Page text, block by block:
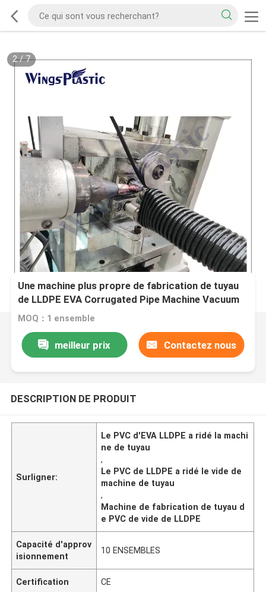
2/7
Une machine plus propre de fabrication de tuyau
de LLDPE EVA Corrugated Pipe Machine Vacuum
MOQ：1 ensemble
meilleur prix Contactez nous
DESCRIPTION DE PRODUIT
Surligner:
Le PVC d'EVA LLDPE a ridé la machi
ne de tuyau
,
Le PVC de LLDPE a ridé le vide de
machine de tuyau
,
Machine de fabrication de tuyau d
e PVC de vide de LLDPE
Capacité d'approv
isionnement
10 ENSEMBLES
Certification CE